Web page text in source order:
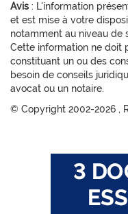
Avis : L'information
et est mise à votre
notamment au niveau de
Cette information ne doit
constituant un ou des
besoin de conseils
avocat ou un notaire.
© Copyright 2002-2026 ,